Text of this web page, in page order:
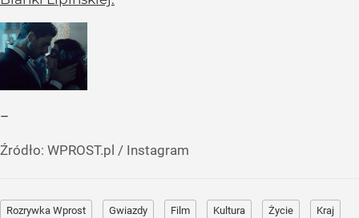
–
Źródło: WPROST.pl / Instagram
Rozrywka Wprost Gwiazdy Film Kultura Życie Kraj